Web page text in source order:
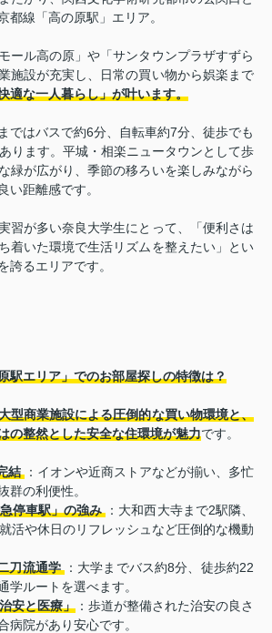
都線「高の原駅」エリア。
ール高の原」や「サンタウンプラザすずら
施設が充実し、日常の買い物から娯楽まで
適な一人暮らし」が叶います。
ではバスで約6分、自転車約7分、徒歩でも
ります。平城・相楽ニュータウンとして歩
緑が広がり、季節の移ろいを楽しみながら
い距離感です。
習が多い奈良大学生にとって、「便利さは
着いた環境で生活リズムを整えたい」とい
誇るエリアです。
駅エリア」でのお部屋探しの特徴は？
型商業施設による圧倒的な買い物環境と、
の整然とした安全な住環境が魅力です。
結 ：イオンや近商ストアなどが揃い、多忙
群の利便性。
停車駅」の強み ：大和西大寺まで2駅隣、
活や休日のリフレッシュなど圧倒的な機動
刀流通学 ：大学までバス約8分、徒歩約22
学ルートを選べます。
安と医療」 ：歩道が整備された治安の良さ
病院があり安心です。